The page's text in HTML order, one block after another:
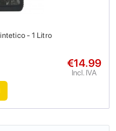
- 1 Litro
€14.99
Incl. IVA